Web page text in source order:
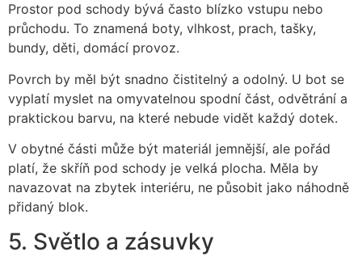
Prostor pod schody bývá často blízko vstupu nebo
průchodu. To znamená boty, vlhkost, prach, tašky,
bundy, děti, domácí provoz.
Povrch by měl být snadno čistitelný a odolný. U bot se
vyplatí myslet na omyvatelnou spodní část, odvětrání a
praktickou barvu, na které nebude vidět každý dotek.
V obytné části může být materiál jemnější, ale pořád
platí, že skříň pod schody je velká plocha. Měla by
navazovat na zbytek interiéru, ne působit jako náhodně
přidaný blok.
5. Světlo a zásuvky